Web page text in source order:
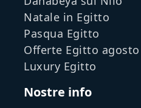
Natale in Egitto
Pasqua Egitto
Offerte Egitto agosto
Luxury Egitto
Nostre info